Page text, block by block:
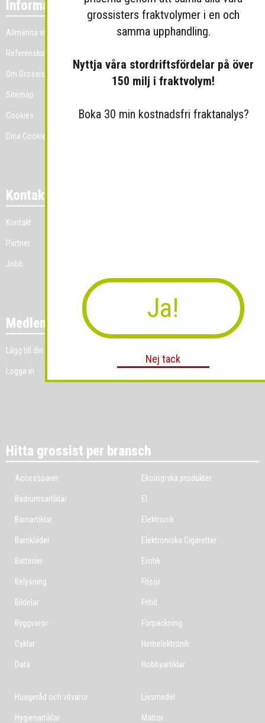
Information
Allmänna villkor
Referenskunder
Om Grossist.se
Sitemap
Cookies
Dina Cookie-prefenser
Kontakt
Kontakt
Partner
Jobb
Medlemmar
Lägg till din grossistverksamhet
Logga in
Hitta grossist per bransch
Accessoarer
Badrumsartiklar
Barnartiklar
Barnkläder
Batterier
Belysning
Bildelar
Byggvaror
Cyklar
Data
Ekologiska produkter
El
Elektronik
Elektroniska Cigaretter
Erotik
Frisör
Fritid
Förpackning
Hemelektronik
Hobbyartiklar
Husgeråd och vitvaror
Hygienartiklar
Livsmedel
Mattor
grossisters fraktvolymer i en och
samma upphandling.
Nyttja våra stordriftsfördelar på över
150 milj i fraktvolym!
Boka 30 min kostnadsfri fraktanalys?
Ja!
Nej tack